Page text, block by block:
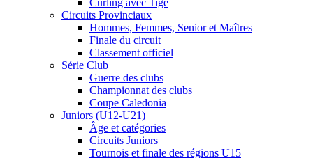
Curling avec Tige
Circuits Provinciaux
Hommes, Femmes, Senior et Maîtres
Finale du circuit
Classement officiel
Série Club
Guerre des clubs
Championnat des clubs
Coupe Caledonia
Juniors (U12-U21)
Âge et catégories
Circuits Juniors
Tournois et finale des régions U15